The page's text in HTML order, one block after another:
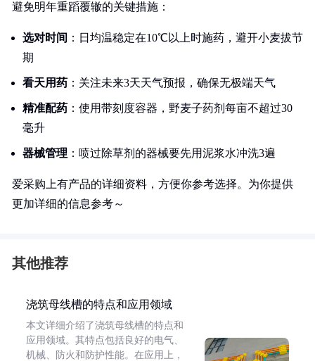
避免明年重蹈覆辙的关键措施：
选对时间 ：日均温稳定在10℃以上时施药，避开小麦拔节
期
看天用药 ：关注未来3天天气预报，确保无极端天气
精准配药 ：使用带刻度容器，野麦子药剂每亩不超过30
毫升
器械管理 ：喷过除草剂的器械要先用泥浆水冲洗3遍
爱采购上有产品的详细资料，方便你参考选择。为你提供
更加详细的信息参考～
其他推荐
浇筑母线槽的特点和应用领域
本文详细介绍了浇筑母线槽的特点和
应用领域。其特点包括良好的电气、
机械、防火和防护性能。在应用上，